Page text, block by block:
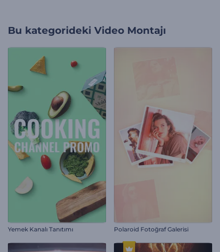
Bu kategorideki Video Montajı
Yemek Kanalı Tanıtımı Polaroid Fotoğraf Galerisi